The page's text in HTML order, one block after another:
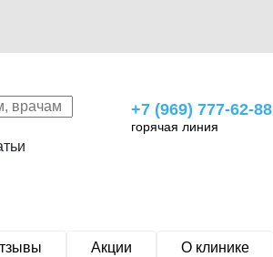
+7 (969) 777-62-88
горячая линия
Акции О клинике